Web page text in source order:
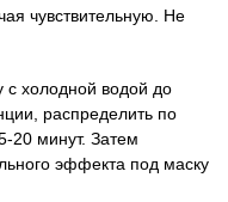
чувствительную. Не
холодной водой до
распределить по
20 минут. Затем
эффекта под маску